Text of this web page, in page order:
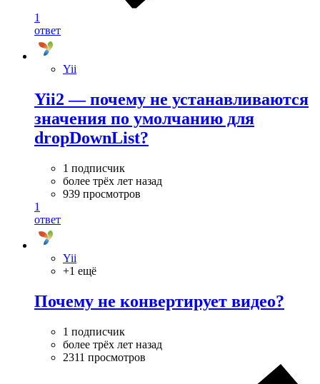
1
ответ
Yii
Yii2 — почему не устанавливаются
значения по умолчанию для
dropDownList?
1 подписчик
более трёх лет назад
939 просмотров
1
ответ
Yii
+1 ещё
Почему не конвертирует видео?
1 подписчик
более трёх лет назад
2311 просмотров